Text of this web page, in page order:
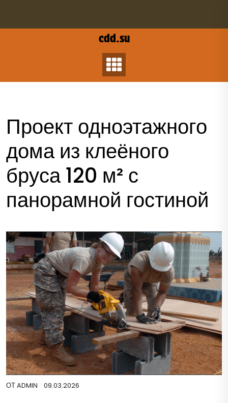
содержанию
cdd.su
Проект одноэтажного
дома из клеёного
бруса 120 м² с
панорамной гостиной
ОТADMIN 09.03.2026